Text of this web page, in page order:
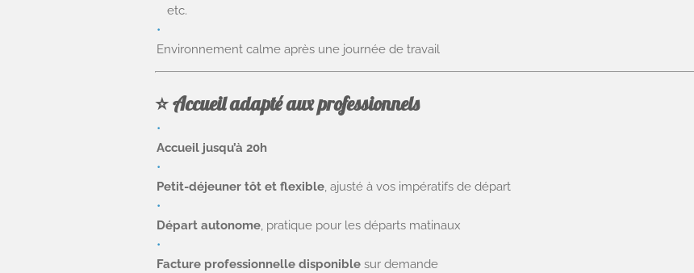
etc.
Environnement calme après une journée de travail
⭐Accueil adapté aux professionnels
Accueil jusqu’à 20h
Petit-déjeuner tôt et flexible, ajusté à vos impératifs de départ
Départ autonome, pratique pour les départs matinaux
Facture professionnelle disponiblesur demande